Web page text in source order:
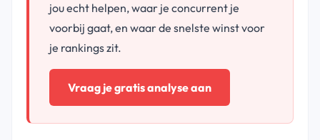
jou echt helpen, waar je concurrent je
voorbij gaat, en waar de snelste winst voor
je rankings zit.
Vraag je gratis analyse aan